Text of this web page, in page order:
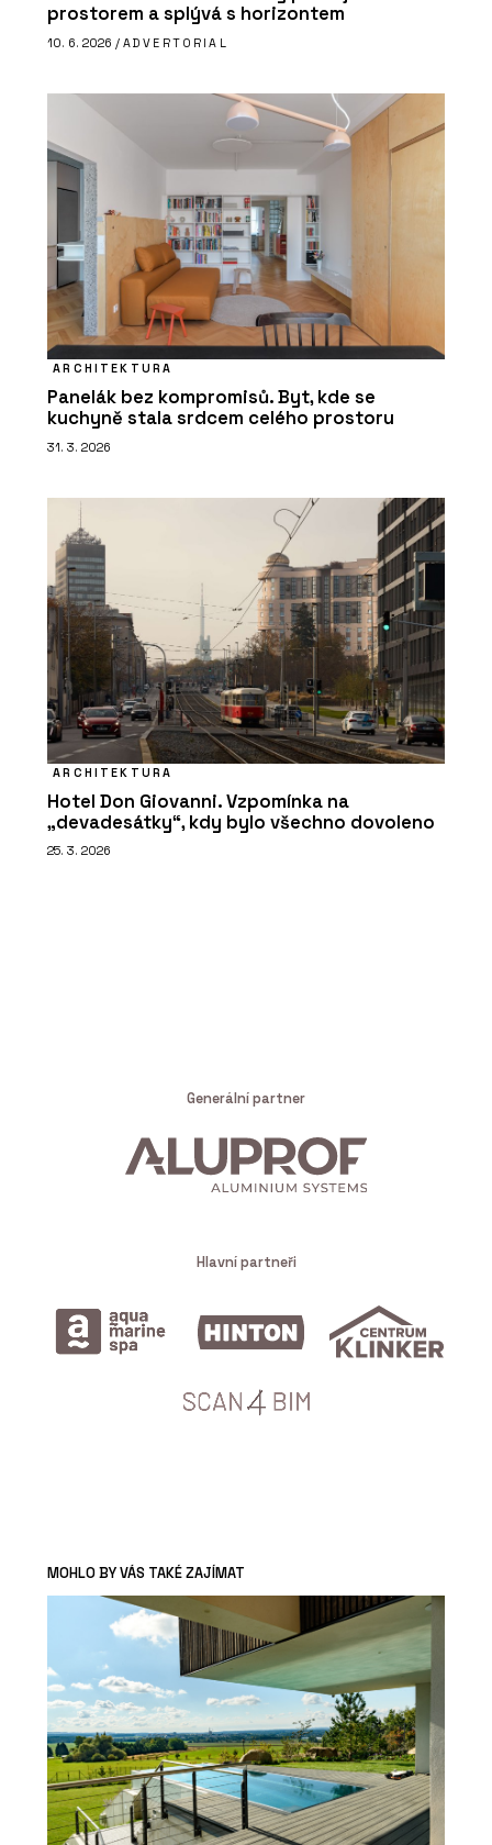
prostorem a splývá s horizontem
10. 6. 2026 / ADVERTORIAL
ARCHITEKTURA
Panelák bez kompromisů. Byt, kde se
kuchyně stala srdcem celého prostoru
31. 3. 2026
ARCHITEKTURA
Hotel Don Giovanni. Vzpomínka na
„devadesátky“, kdy bylo všechno dovoleno
25. 3. 2026
Generální partner
Hlavní partneři
MOHLO BY VÁS TAKÉ ZAJÍMAT